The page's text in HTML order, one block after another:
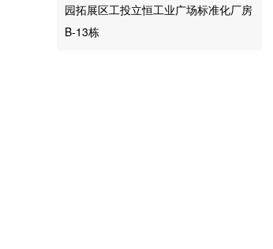
园拓展区工投立恒工业广场标准化厂房
B-13栋